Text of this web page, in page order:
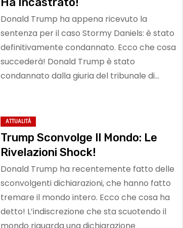
Donald Trump ha appena ricevuto la
sentenza per il caso Stormy Daniels: è stato
definitivamente condannato. Ecco che cosa
succederà! Donald Trump è stato
condannato dalla giuria del tribunale di…
ATTUALITÀ
Trump Sconvolge Il Mondo: Le
Rivelazioni Shock!
Donald Trump ha recentemente fatto delle
sconvolgenti dichiarazioni, che hanno fatto
tremare il mondo intero. Ecco che cosa ha
detto! L’indiscrezione che sta scuotendo il
mondo riguarda una dichiarazione